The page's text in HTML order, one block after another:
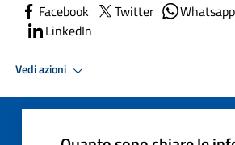
Facebook Twitter Whatsapp
LinkedIn
Vedi azioni